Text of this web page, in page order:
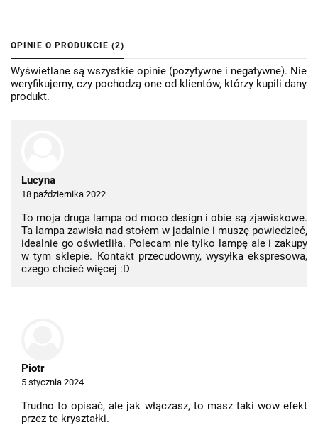
OPINIE O PRODUKCIE (2)
Wyświetlane są wszystkie opinie (pozytywne i negatywne). Nie
weryfikujemy, czy pochodzą one od klientów, którzy kupili dany
produkt.
Lucyna
18 października 2022
To moja druga lampa od moco design i obie są zjawiskowe.
Ta lampa zawisła nad stołem w jadalnie i muszę powiedzieć,
idealnie go oświetliła. Polecam nie tylko lampę ale i zakupy
w tym sklepie. Kontakt przecudowny, wysyłka ekspresowa,
czego chcieć więcej :D
Piotr
5 stycznia 2024
Trudno to opisać, ale jak włączasz, to masz taki wow efekt
przez te kryształki.